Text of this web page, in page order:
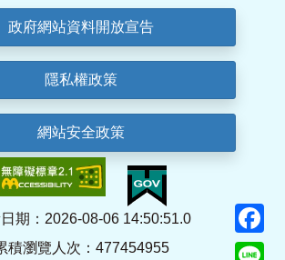
政府網站資料開放宣告
隱私權政策
網站安全政策
期：2026-08-06 14:50:51.0
積瀏覽人次：477454955